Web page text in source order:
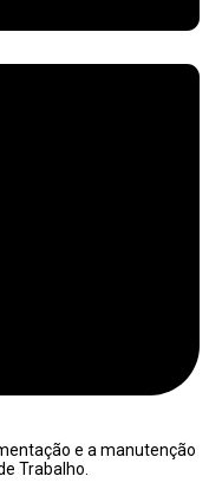
e a manutenção
Trabalho.